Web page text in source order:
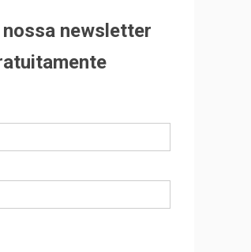
newsletter